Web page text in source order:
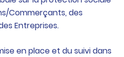
Commerçants, des
Entreprises.
en place et du suivi dans